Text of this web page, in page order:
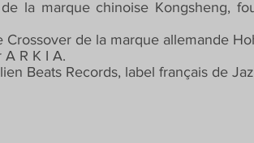
la marque chinoise Kongsheng,
de la marque allemande
R K I A.
Beats Records, label français de